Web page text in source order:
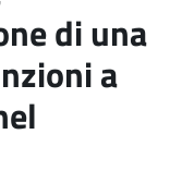
di una
a